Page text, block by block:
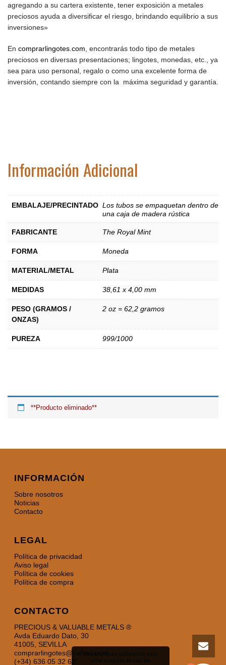
agregando a su cartera existente, tener exposición a metales
preciosos ayuda a diversificar el riesgo, brindando equilibrio a sus
inversiones»
En comprarlingotes.com, encontrarás todo tipo de metales
preciosos en diversas presentaciones; lingotes, monedas, etc., ya
sea para uso personal, regalo o como una excelente forma de
inversión, contando siempre con la máxima seguridad y garantía.
Información Adicional
EMBALAJE/PRECINTADO Los tubos se empaquetan dentro de
una caja de madera rústica
FABRICANTE The Royal Mint
FORMA Moneda
MATERIAL/METAL Plata
MEDIDAS 38,61 x 4,00 mm
PESO (GRAMOS /
ONZAS)
2 oz = 62,2 gramos
PUREZA 999/1000
**Producto eliminado**
INFORMACIÓN
Sobre nosotros
Noticias
Contacto
LEGAL
Política de privacidad
Aviso legal
Política de cookies
Política de compra
CONTACTO
PRECIOUS & VALUABLE METALS ®
Avda Eduardo Dato, 30
41005, SEVILLA
comprarlingotes@yahoo.com
(+34) 636 05 32 62
Si continuas utilizando este